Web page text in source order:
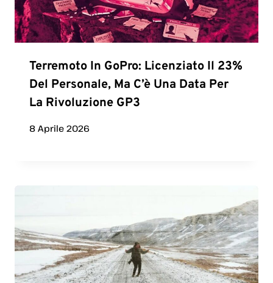
Terremoto In GoPro: Licenziato Il 23%
Del Personale, Ma C’è Una Data Per
La Rivoluzione GP3
8 Aprile 2026